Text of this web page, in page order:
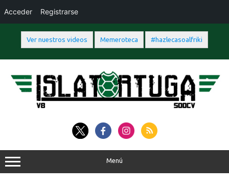
Ver nuestros videos Memeroteca #hazlecasoalfriki
contenido
Menú
Acceder Registrarse